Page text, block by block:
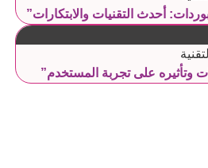
أحدث التقنيات والابتكارات”
وتأثيره على تجربة المستخدم”